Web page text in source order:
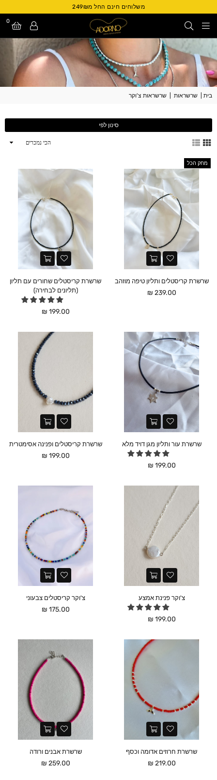
משלוחים חינם החל מ249₪
Adorno
Israel
0
בית שרשראות שרשראות צ'וקר
סינון לפי
ארגן
מחק הכל
שרשרת קריסטלים ותליון טיפה מוזהב
מחיר
239.00 ₪
שרשרת קריסטלים שחורים עם תליון
(תליונים לבחירה)
מחיר
199.00 ₪
שרשרת עור ותליון מגן דויד מלא
מחיר
199.00 ₪
שרשרת קריסטלים ופנינה אסימטרית
מחיר
199.00 ₪
צ'וקר פנינת אמצע
מחיר
199.00 ₪
צ'וקר קריסטלים צבעוני
מחיר
175.00 ₪
שרשרת חרוזים אדומה וכסף
מחיר
219.00 ₪
שרשרת אבנים ורודה
מחיר
259.00 ₪